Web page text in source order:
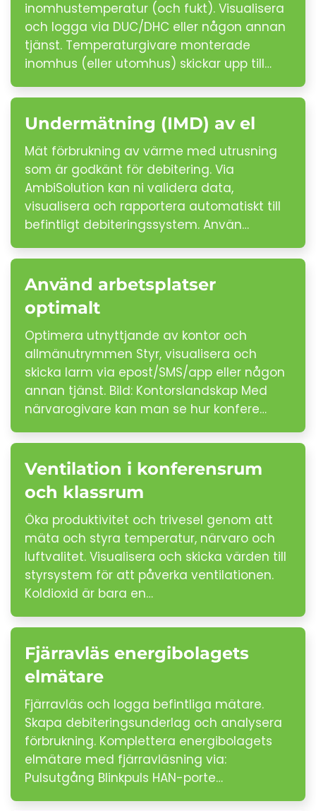
inomhustemperatur (och fukt). Visualisera
och logga via DUC/DHC eller någon annan
tjänst. Temperaturgivare monterade
inomhus (eller utomhus) skickar upp till…
Undermätning (IMD) av el
Mät förbrukning av värme med utrusning
som är godkänt för debitering. Via
AmbiSolution kan ni validera data,
visualisera och rapportera automatiskt till
befintligt debiteringssystem. Använ…
Använd arbetsplatser
optimalt
Optimera utnyttjande av kontor och
allmänutrymmen Styr, visualisera och
skicka larm via epost/SMS/app eller någon
annan tjänst. Bild: Kontorslandskap Med
närvarogivare kan man se hur konfere…
Ventilation i konferensrum
och klassrum
Öka produktivitet och trivesel genom att
mäta och styra temperatur, närvaro och
luftvalitet. Visualisera och skicka värden till
styrsystem för att påverka ventilationen.
Koldioxid är bara en…
Fjärravläs energibolagets
elmätare
Fjärravläs och logga befintliga mätare.
Skapa debiteringsunderlag och analysera
förbrukning. Komplettera energibolagets
elmätare med fjärravläsning via:
Pulsutgång Blinkpuls HAN-porte…